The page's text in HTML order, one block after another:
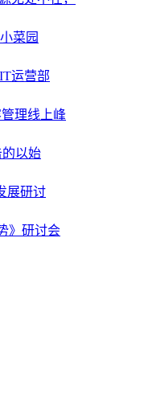
菜园
运营部
理线上峰
的以始
展研讨
》研讨会